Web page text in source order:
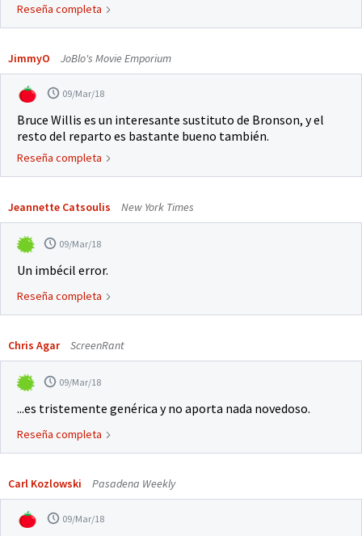
Reseña completa
JimmyO JoBlo's Movie Emporium
09/Mar/18
Bruce Willis es un interesante sustituto de Bronson, y el
resto del reparto es bastante bueno también.
Reseña completa
Jeannette Catsoulis New York Times
09/Mar/18
Un imbécil error.
Reseña completa
Chris Agar ScreenRant
09/Mar/18
...es tristemente genérica y no aporta nada novedoso.
Reseña completa
Carl Kozlowski Pasadena Weekly
09/Mar/18